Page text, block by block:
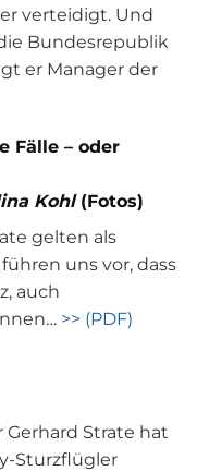
verteidigt. Und
Bundesrepublik
er Manager der
Fälle – oder
Kohl(Fotos)
gelten als
uns vor, dass
auch
>> (PDF)
Strate hat
Sturzflügler